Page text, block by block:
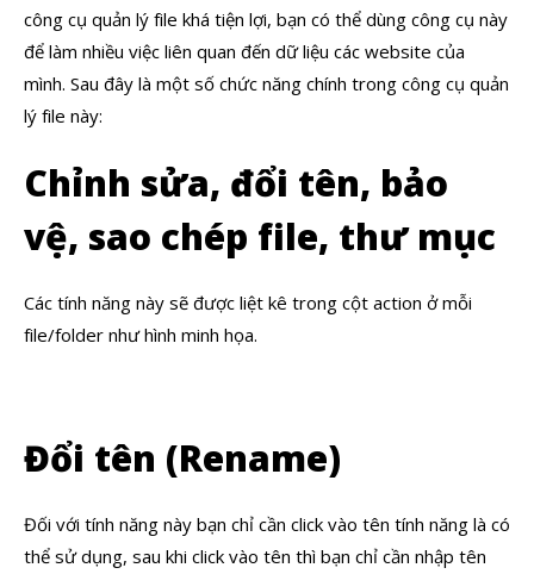
công cụ quản lý file khá tiện lợi, bạn có thể dùng công cụ này
để làm nhiều việc liên quan đến dữ liệu các website của
mình. Sau đây là một số chức năng chính trong công cụ quản
lý file này:
Chỉnh sửa, đổi tên, bảo
vệ, sao chép file, thư mục
Các tính năng này sẽ được liệt kê trong cột action ở mỗi
file/folder như hình minh họa.
Đổi tên (Rename)
Đối với tính năng này bạn chỉ cần click vào tên tính năng là có
thể sử dụng, sau khi click vào tên thì bạn chỉ cần nhập tên